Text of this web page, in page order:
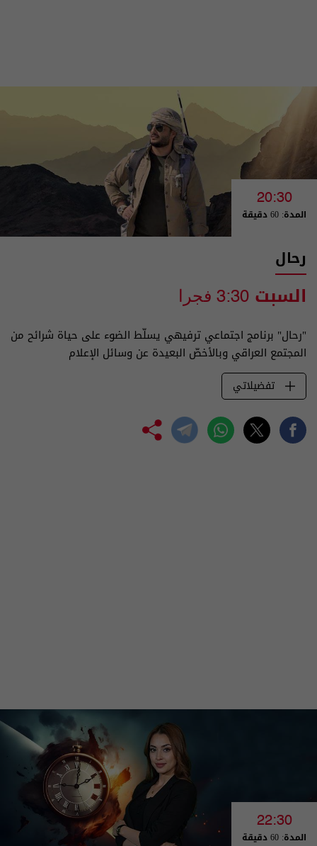
20:30
المدة: 60 دقيقة
رحال
السبت 3:30 فجرا
"رحال" برنامج اجتماعي ترفيهي يسلّط الضوء على حياة شرائح من
المجتمع العراقي وبالأخصّ البعيدة عن وسائل الإعلام
تفضيلاتي
22:30
المدة: 60 دقيقة